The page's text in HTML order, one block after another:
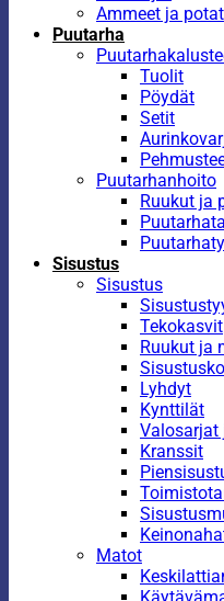
Ammeet ja potat
Puutarha
Tuolit
Pöydät
Setit
Puutarhanhoito
Ruukut ja
Sisustus
Sisustus
Tekokasvit
Ruukut ja
Lyhdyt
Kynttilät
Valosarjat
Kranssit
Matot